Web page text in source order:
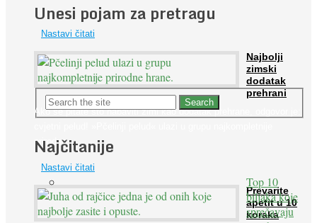
...
Nastavi čitati
Najbolji
zimski
dodatak
prehrani
Ako se pitate što nabaviti zimi kao dodatak prehrane, odgovor je:
prirodne ...
Nastavi čitati
Prevarite
apetit u 10
koraka
Unesi pojam za pretragu
Najčitanije
Top 10
biljaka koje
sprečavaju